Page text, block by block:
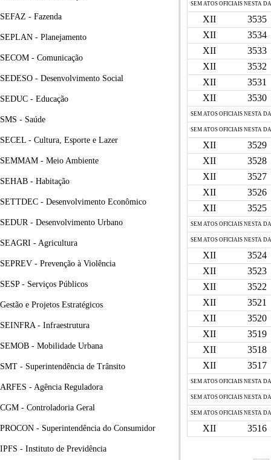
SEFAZ - Fazenda
SEPLAN - Planejamento
SECOM - Comunicação
SEDESO - Desenvolvimento Social
SEDUC - Educação
SMS - Saúde
SECEL - Cultura, Esporte e Lazer
SEMMAM - Meio Ambiente
SEHAB - Habitação
SETTDEC - Desenvolvimento Econômico
SEDUR - Desenvolvimento Urbano
SEAGRI - Agricultura
SEPREV - Prevenção à Violência
SESP - Serviços Públicos
Gestão e Projetos Estratégicos
SEINFRA - Infraestrutura
SEMOB - Mobilidade Urbana
SMT - Superintendência de Trânsito
ARFES - Agência Reguladora
CGM - Controladoria Geral
PROCON - Superintendência do Consumidor
IPFS - Instituto de Previdência
SEM ATOS OFICIAIS NESTA
XII
3535
XII
3534
XII
3533
XII
3532
XII
3531
XII
3530
SEM ATOS OFICIAIS NESTA
SEM ATOS OFICIAIS NESTA
XII
3529
XII
3528
XII
3527
XII
3526
XII
3525
SEM ATOS OFICIAIS NESTA
SEM ATOS OFICIAIS NESTA
XII
3524
XII
3523
XII
3522
XII
3521
XII
3520
XII
3519
XII
3518
XII
3517
SEM ATOS OFICIAIS NESTA
SEM ATOS OFICIAIS NESTA
SEM ATOS OFICIAIS NESTA
XII 3516